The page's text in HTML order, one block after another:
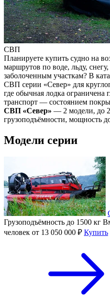
СВП
Планируете купить судно на
маршрутов по воде, льду,
заболоченным участкам? В
СВП серии «Север» для
где обычная лодка ограничена
транспорт — состоянием
СВП «Север» — 2 модели, до
грузоподъёмности, мощность
Модели серии
Грузоподъёмность до 1500 кг
человек от 13 050 000 ₽ Купить